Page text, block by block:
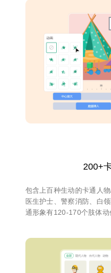
200+
包含上百种生动的卡通人
医生护士、警察消防、白
通形象有120-170个肢体动